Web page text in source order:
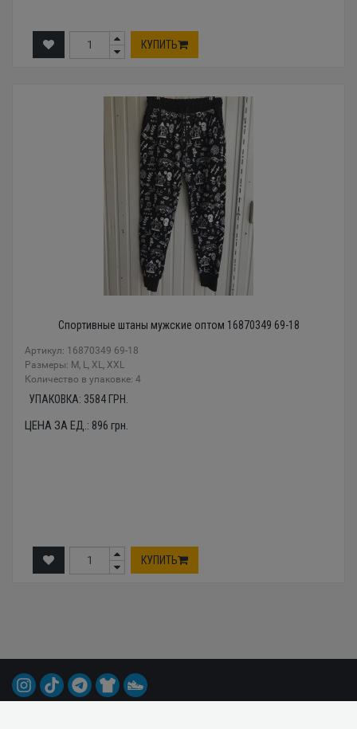
КУПИТЬ
Спортивные штаны мужские оптом 16870349 69-18
Артикул: 16870349 69-18
Размеры: M, L, XL, XXL
Количество в упаковке: 4
УПАКОВКА: 3584 ГРН.
ЦЕНА ЗА ЕД.: 896 грн.
КУПИТЬ